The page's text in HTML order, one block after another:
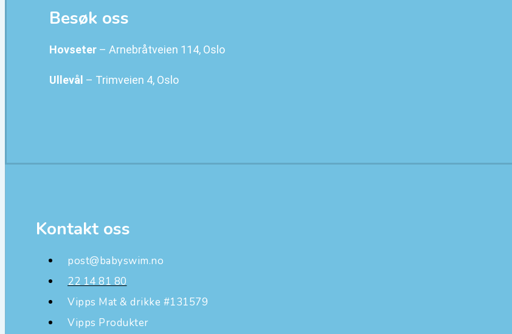
Besøk oss
Hovseter – Arnebråtveien 114, Oslo
Ullevål – Trimveien 4, Oslo
Kontakt oss
post@babyswim.no
22 14 81 80
Vipps Mat & drikke #131579
Vipps Produkter